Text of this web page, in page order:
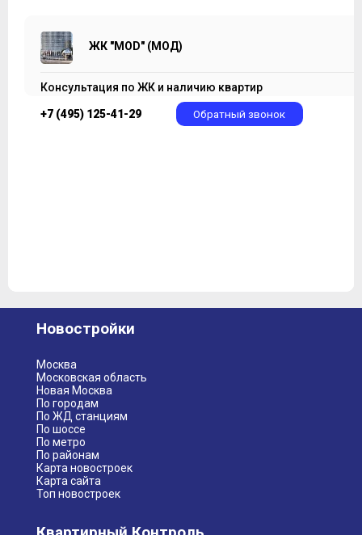
ЖК "MOD" (МОД)
Консультация по ЖК и наличию квартир
+7 (495) 125-41-29 Обратный звонок
Новостройки
Москва
Московская область
Новая Москва
По городам
По ЖД станциям
По шоссе
По метро
По районам
Карта новостроек
Карта сайта
Топ новостроек